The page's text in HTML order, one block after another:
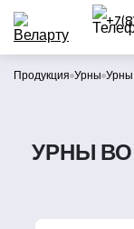
Продукция Урны Урны
УРНЫ